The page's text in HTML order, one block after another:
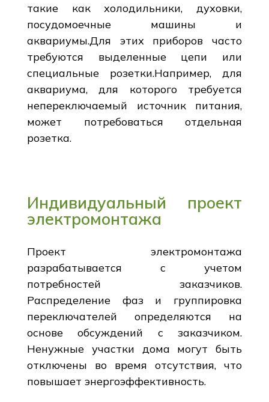
такие как холодильники, духовки,
посудомоечные машины и
аквариумы.Для этих приборов часто
требуются выделенные цепи или
специальные розетки.Например, для
аквариума, для которого требуется
непереключаемый источник питания,
может потребоваться отдельная
розетка.
Индивидуальный проект
электромонтажа
Проект электромонтажа
разрабатывается с учетом
потребностей заказчиков.
Распределение фаз и группировка
переключателей определяются на
основе обсуждений с заказчиком.
Ненужные участки дома могут быть
отключены во время отсутствия, что
повышает энергоэффективность.